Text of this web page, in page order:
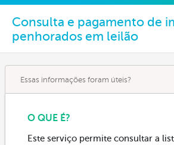
Consulta e pagamento de
penhorados em leilão
Essas informações foram úteis?
O QUE É?
Este serviço permite consultar a